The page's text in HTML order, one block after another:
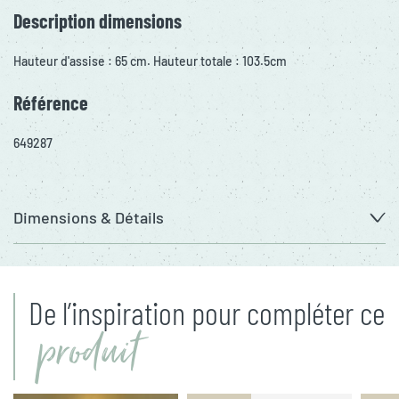
Description dimensions
Hauteur d'assise : 65 cm. Hauteur totale : 103.5cm
Référence
649287
Dimensions & Détails
De l’inspiration pour compléter ce
produit